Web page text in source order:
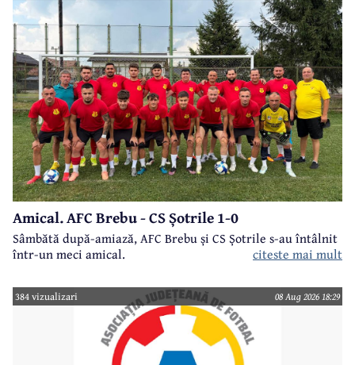
Amical. AFC Brebu - CS Șotrile 1-0
Sâmbătă după-amiază, AFC Brebu și CS Șotrile s-au întâlnit
într-un meci amical.
citeste mai mult
384 vizualizari 08 Aug 2026 18:29